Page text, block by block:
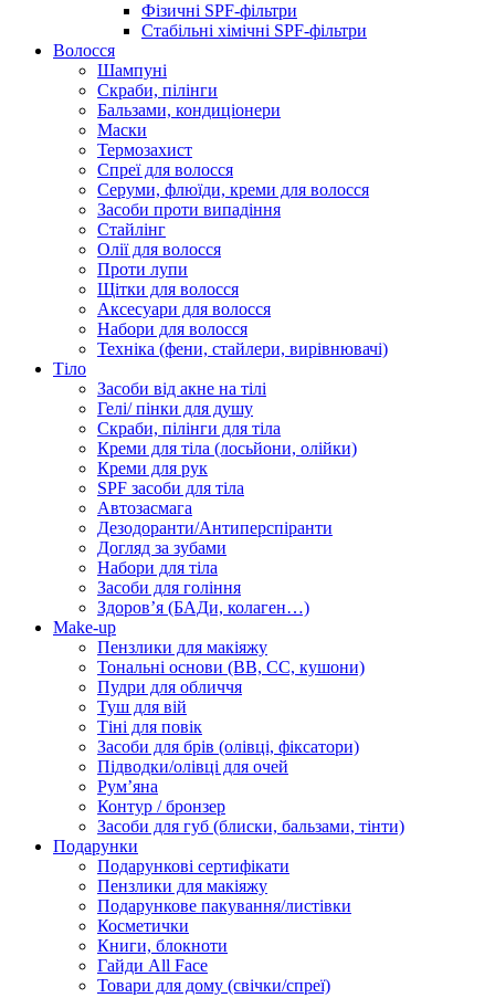
Фізичні SPF-фільтри
Стабільні хімічні SPF-фільтри
Волосся
Шампуні
Скраби, пілінги
Бальзами, кондиціонери
Маски
Термозахист
Спреї для волосся
Серуми, флюїди, креми для волосся
Засоби проти випадіння
Стайлінг
Олії для волосся
Проти лупи
Щітки для волосся
Аксесуари для волосся
Набори для волосся
Техніка (фени, стайлери, вирівнювачі)
Тіло
Засоби від акне на тілі
Гелі/ пінки для душу
Скраби, пілінги для тіла
Креми для тіла (лосьйони, олійки)
Креми для рук
SPF засоби для тіла
Автозасмага
Дезодоранти/Антиперспіранти
Догляд за зубами
Набори для тіла
Засоби для гоління
Здоровʼя (БАДи, колаген…)
Make-up
Пензлики для макіяжу
Тональні основи (BB, CC, кушони)
Пудри для обличчя
Туш для вій
Тіні для повік
Засоби для брів (олівці, фіксатори)
Підводки/олівці для очей
Румʼяна
Контур / бронзер
Засоби для губ (блиски, бальзами, тінти)
Подарунки
Подарункові сертифікати
Пензлики для макіяжу
Подарункове пакування/листівки
Косметички
Книги, блокноти
Гайди All Face
Товари для дому (свічки/спреї)